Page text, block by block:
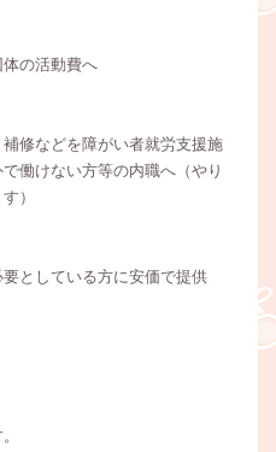
の活動費へ
修などを障がい者就労支援施
働けない方等の内職へ（やり
）
としている方に安価で提供